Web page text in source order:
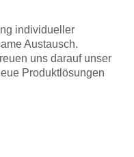
individueller
Austausch.
uns darauf unser
Produktlösungen